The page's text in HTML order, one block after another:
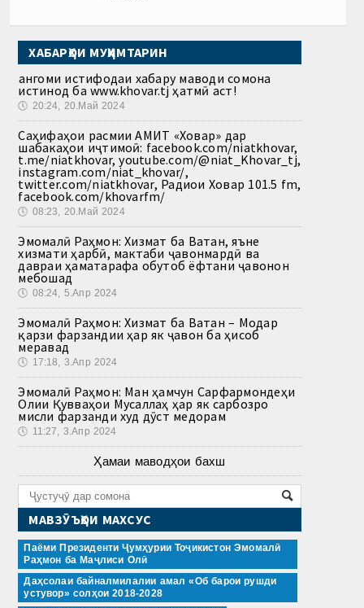
ХАБАРҲОИ МУҲИМТАРИН
Ҳангоми истифодаи хабару маводи сомона
истинод ба www.khovar.tj ҳатмӣ аст!
🕔 20:24, 20.Май 2024
Саҳифаҳои расмии АМИТ «Ховар» дар
шабакаҳои иҷтимоӣ: facebook.com/niatkhovar,
t.me/niatkhovar, youtube.com/@niat_Khovar_tj,
instagram.com/niat_khovar/,
twitter.com/niatkhovar, Радиои Ховар 101.5 fm,
facebook.com/khovarfm/
🕔 08:23, 20.Май 2024
Эмомалӣ Раҳмон: Хизмат ба Ватан, яъне
хизмати ҳарбӣ, мактаби ҷавонмардӣ ва
давраи ҳаматарафа обутоб ёфтани ҷавонон
мебошад
🕔 08:24, 5.Апр 2024
Эмомалӣ Раҳмон: Хизмат ба Ватан – Модар
қарзи фарзандии ҳар як ҷавон ба ҳисоб
меравад
🕔 17:18, 3.Апр 2024
Эмомалӣ Раҳмон: Ман ҳамчун Сарфармондеҳи
Олии Қувваҳои Мусаллаҳ ҳар як сарбозро
мисли фарзанди худ дӯст медорам
🕔 11:27, 3.Апр 2024
Ҳамаи маводҳои бахш
МАВЗӮЪҲОИ МАХСУС
Паёми Президенти Ҷумҳурии Тоҷикистон Эмомалӣ
Раҳмон ба Маҷлиси Олӣ
Даҳсолаи байналмилалии амал «Об барои рушди
устувор» солҳои 2018-2028